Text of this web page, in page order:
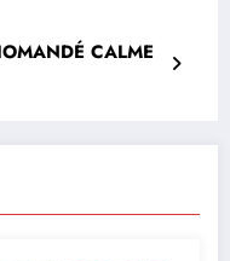
CALME